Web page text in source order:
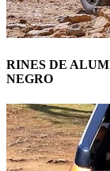
RINES DE
NEGRO